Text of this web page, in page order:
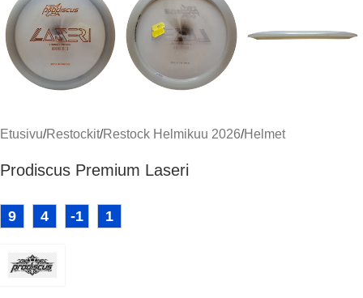
Etusivu/Restockit/Restock Helmikuu 2026/Helmet
Prodiscus Premium Laseri
9 4 -1 1